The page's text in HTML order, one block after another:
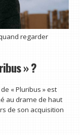
regarder
» ?
« Pluribus » est
au drame de haut
de son acquisition